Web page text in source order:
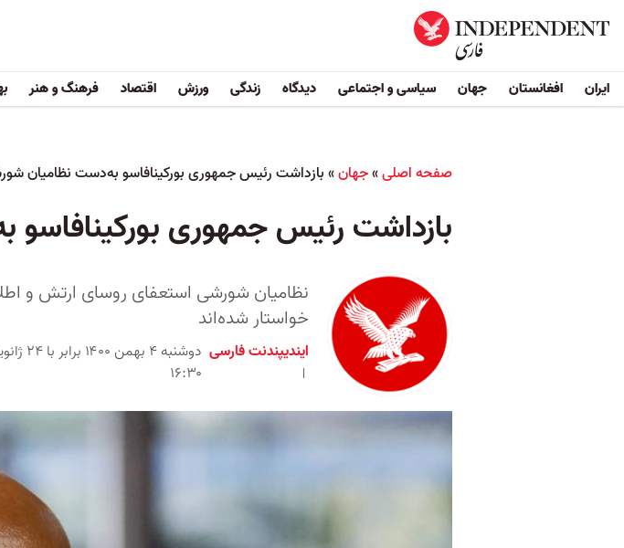
ایران افغانستان جهان سیاسی و اجتماعی دیدگاه زندگی ورزش اقتصاد فرهنگ و هنر
صفحه اصلی»جهان»بازداشت رئیس جمهوری بورکینافاسو به‌دست نظامیان
بازداشت رئیس جمهوری
نظامیان شورشی استعفای روسای ارتش و
خواستار شده‌اند
ایندیپندنت فارسی
۱۶:۳۰